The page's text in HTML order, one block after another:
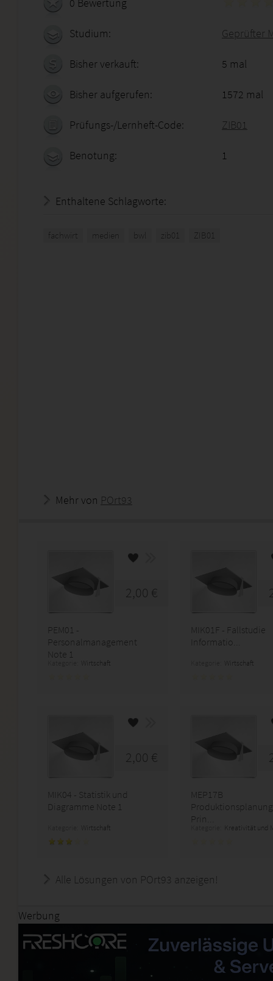
Studium: Geprüfter
Bisher verkauft: 5 mal
Bisher aufgerufen: 1572 mal
Prüfungs-/Lernheft-Code: ZIB01
Benotung: 1
Enthaltene Schlagworte:
fachwirt medien bwl zib01 ZIB01
Mehr von POrt93
2,00 €
PEM01 -
Personalmanagement
Note 1
Wirtschaft
MIK01F - Fallstudie
Informatio...
Wirtschaft
2,00 €
MIK04 - Statistik und
Diagramme Note 1
Wirtschaft
MEP17B
Produktionsplanung
Prin...
Kreativität und
Alle Lösungen von POrt93 anzeigen!
Werbung